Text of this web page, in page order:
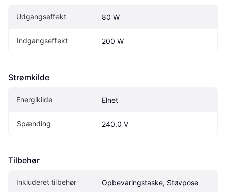
Udgangseffekt 80 W
Indgangseffekt 200 W
Strømkilde
Energikilde Elnet
Spænding 240.0 V
Tilbehør
Inkluderet tilbehør Opbevaringstaske, Støvpose